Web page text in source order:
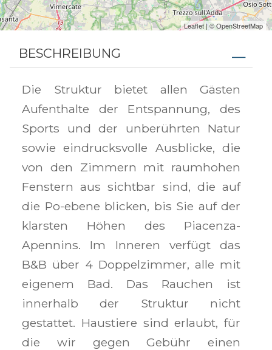
BESCHREIBUNG
Die Struktur bietet allen Gästen
Aufenthalte der Entspannung, des
Sports und der unberührten Natur
sowie eindrucksvolle Ausblicke, die
von den Zimmern mit raumhohen
Fenstern aus sichtbar sind, die auf
die Po-ebene blicken, bis Sie auf der
klarsten Höhen des Piacenza-
Apennins. Im Inneren verfügt das
B&B über 4 Doppelzimmer, alle mit
eigenem Bad. Das Rauchen ist
innerhalb der Struktur nicht
gestattet. Haustiere sind erlaubt, für
die wir gegen Gebühr einen
Leaflet | ©OpenStreetMap